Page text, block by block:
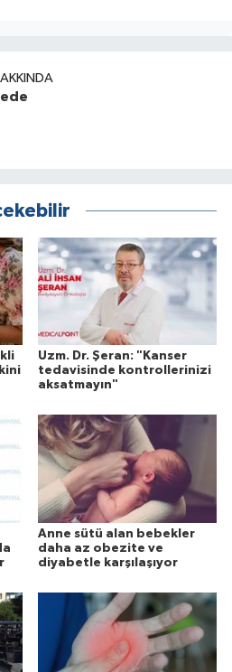
Uzm. Dr. Şeran: "Kanser
tedavisinde kontrollerinizi
aksatmayın"
Anne sütü alan bebekler
daha az obezite ve
diyabetle karşılaşıyor